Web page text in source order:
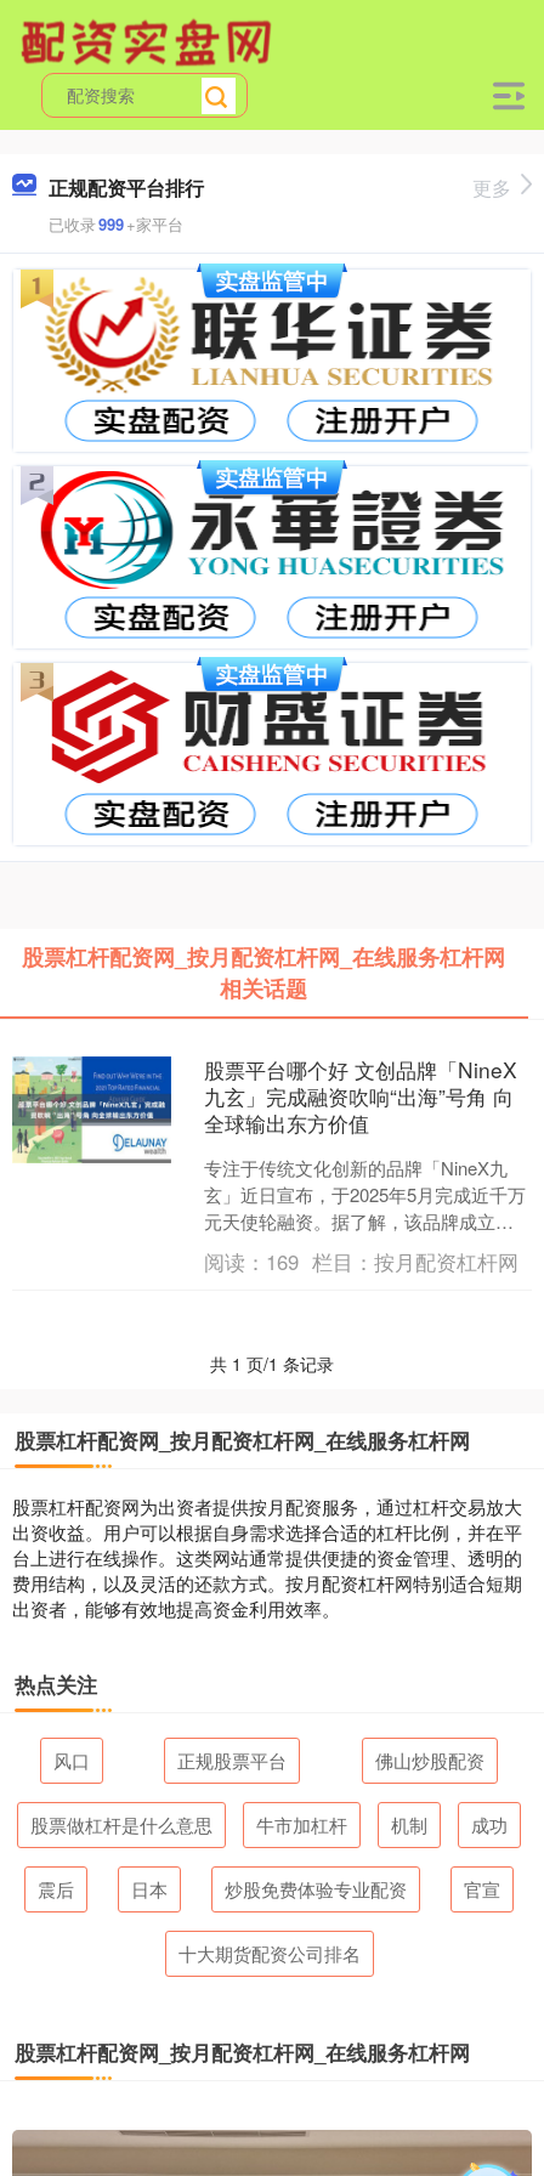
正规配资平台排行
已收录999+家平台
更多
股票杠杆配资网_按月配资杠杆网_在线服务杠杆网
相关话题
股票平台哪个好 文创品牌「NineX
九玄」完成融资吹响“出海”号角 向
全球输出东方价值
专注于传统文化创新的品牌「NineX九
玄」近日宣布，于2025年5月完成近千万
元天使轮融资。据了解，该品牌成立于
2024年8月，以“让历史遇见未来”为核心
理念，....
阅读： 169 栏目：按月配资杠杆网
共 1 页/1 条记录
股票杠杆配资网_按月配资杠杆网_在线服务杠杆网
股票杠杆配资网为出资者提供按月配资服务，通过杠杆交易放大
出资收益。用户可以根据自身需求选择合适的杠杆比例，并在平
台上进行在线操作。这类网站通常提供便捷的资金管理、透明的
费用结构，以及灵活的还款方式。按月配资杠杆网特别适合短期
出资者，能够有效地提高资金利用效率。
热点关注
风口 正规股票平台 佛山炒股配资
股票做杠杆是什么意思 牛市加杠杆 机制 成功
震后 日本 炒股免费体验专业配资 官宣
十大期货配资公司排名
股票杠杆配资网_按月配资杠杆网_在线服务杠杆网